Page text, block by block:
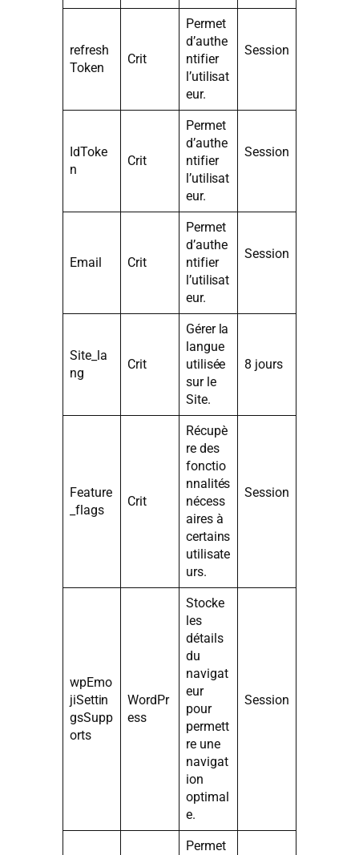
refresh
Token
Crit
Permet
d’authe
ntifier
l’utilisat
eur.
Session
IdToke
n
Crit
Permet
d’authe
ntifier
l’utilisat
eur.
Session
Email Crit
Permet
d’authe
ntifier
l’utilisat
eur.
Session
Site_la
ng
Crit
Gérer la
langue
utilisée
sur le
Site.
8 jours
Feature
_flags
Crit
Récupè
re des
fonctio
nnalités
nécess
aires à
certains
utilisate
urs.
Session
wpEmo
jiSettin
gsSupp
orts
WordPr
ess
Stocke
les
détails
du
navigat
eur
pour
permett
re une
navigat
ion
optimal
e.
Session
Permet